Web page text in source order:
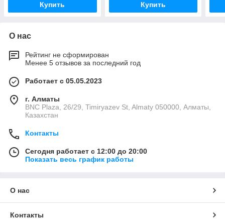
Купить Купить
О нас
Рейтинг не сформирован
Менее 5 отзывов за последний год
Работает с 05.05.2023
г. Алматы
BNC Plaza, 26/29, Timiryazev St, Almaty 050000, Алматы,
Казахстан
Контакты
Сегодня работает с 12:00 до 20:00
Показать весь график работы
О нас
Контакты